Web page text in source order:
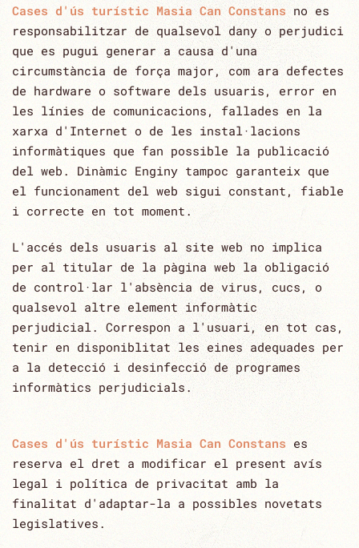
Cases d'ús turístic Masia Can Constans no es
responsabilitzar de qualsevol dany o perjudici
que es pugui generar a causa d'una
‎circumstància de força major, com ara defectes
de hardware o software dels usuaris, error en
les línies de ‎comunicacions, fallades en la
xarxa d'Internet o de les instal·lacions
informàtiques que fan possible la ‎publicació
del web. Dinàmic Enginy tampoc garanteix que
el funcionament del web sigui constant, fiable
i ‎correcte en tot moment. ‎
L'accés dels usuaris al site web no implica
per al titular de la pàgina web la obligació
de control·lar l'absència ‎de virus, cucs, o
qualsevol altre element informàtic
perjudicial. Correspon a l'usuari, en tot cas,
tenir en ‎disponiblitat les eines adequades per
a la detecció i desinfecció de programes
informàtics perjudicials.‎
Cases d'ús turístic Masia Can Constans es
reserva el dret a modificar el present avís
legal i política de privacitat amb la
finalitat ‎d'adaptar-la a possibles novetats
legislatives.‎